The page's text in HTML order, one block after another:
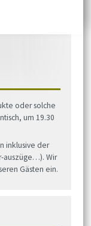
oder solche
um 19.30
inklusive der
auszüge…). Wir
Gästen ein.